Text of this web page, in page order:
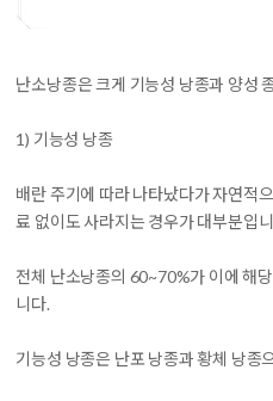
난소낭종은 크게 기능성 낭종과 양성
1) 기능성 낭종
배란 주기에 따라 나타났다가 자연적
료 없이도 사라지는 경우가 대부분입
전체 난소낭종의 60~70%가 이에 해
니다.
기능성 낭종은 난포 낭종과 황체 낭종